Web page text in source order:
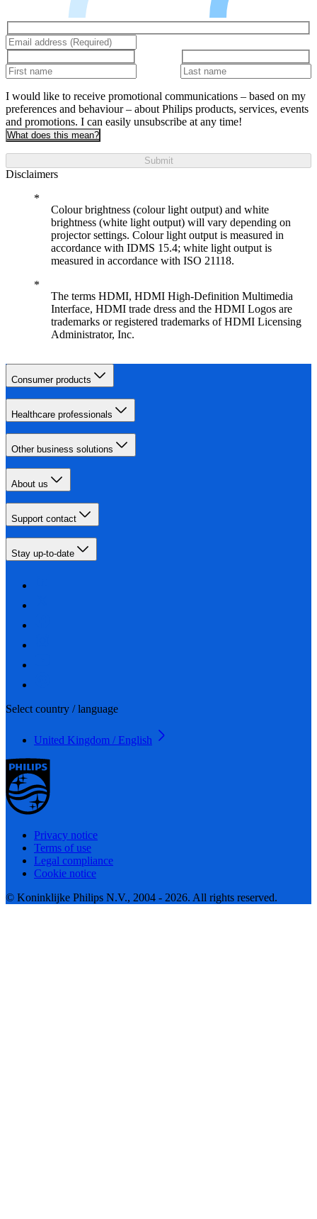
I would like to receive promotional communications – based on my
preferences and behaviour – about Philips products, services, events
and promotions. I can easily unsubscribe at any time!
What does this mean?
Submit
Disclaimers
Colour brightness (colour light output) and white
brightness (white light output) will vary depending on
projector settings. Colour light output is measured in
accordance with IDMS 15.4; white light output is
measured in accordance with ISO 21118.
The terms HDMI, HDMI High-Definition Multimedia
Interface, HDMI trade dress and the HDMI Logos are
trademarks or registered trademarks of HDMI Licensing
Administrator, Inc.
Consumer products
Healthcare professionals
Other business solutions
About us
Support contact
Stay up-to-date
Select country / language
United Kingdom / English
Privacy notice
Terms of use
Legal compliance
Cookie notice
© Koninklijke Philips N.V., 2004 - 2026. All rights reserved.